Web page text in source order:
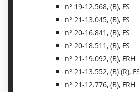
n° 19-12.568, (B), FS
n° 21-13.045, (B), FS
n° 20-16.841, (B), FS
n° 20-18.511, (B), FS
n° 21-19.092, (B), FRH
n° 21-13.552, (B) (R),
n° 21-12.776, (B), FRH